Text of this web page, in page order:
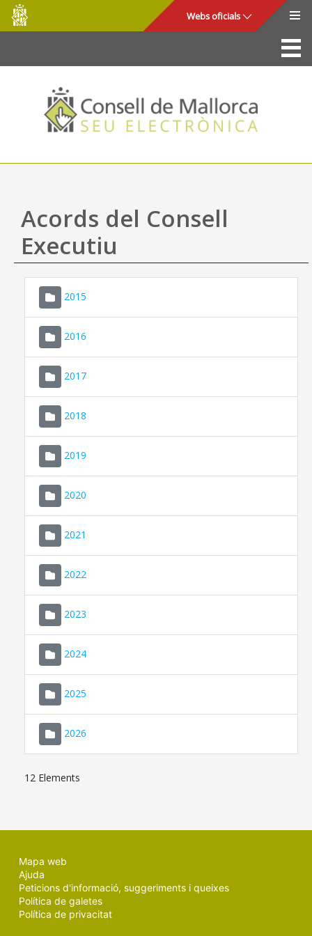
Salta al contingut principal
Consell
de
Mallorca
Webs oficials
La Seu
Consell de Mallorca
Accés i seguretat
Utilitats
Ajuda
Acords del Consell
Executiu
2015
2016
2017
2018
2019
2020
2021
2022
2023
2024
2025
2026
12 Elements
Mapa web
Ajuda
Peticions d'informació, suggeriments i queixes
Política de galetes
Política de privacitat